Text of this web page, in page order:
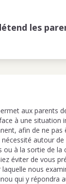
les
aux parents
à une situation
afin de ne
autour
ou à la sortie de
éviter de vous
nous
qui y répondra